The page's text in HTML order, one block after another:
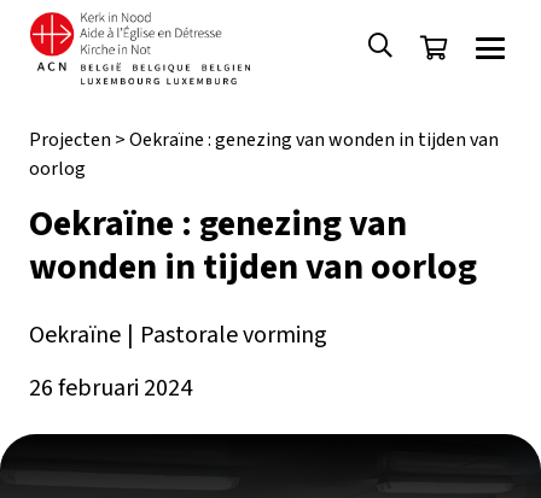
Projecten >Oekraïne : genezing van wonden in tijden van
oorlog
Oekraïne : genezing van
wonden in tijden van oorlog
Oekraïne | Pastorale vorming
26 februari 2024